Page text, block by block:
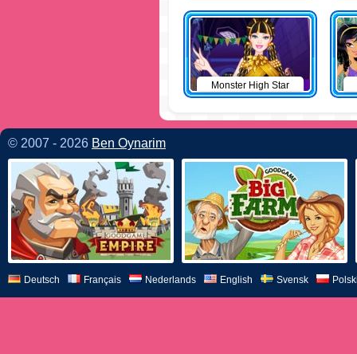
Monster High Star
© 2007 - 2026 Ben Oynarim
Deutsch Français Nederlands English Svensk